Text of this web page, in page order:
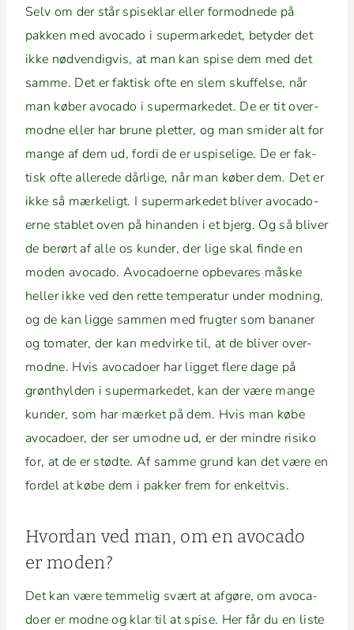
Selv om der står spiseklar eller for­modnede på
pakken med avo­ca­do i super­markedet, bety­der det
ikke nød­vendigvis, at man kan spise dem med det
samme. Det er fak­tisk ofte en slem skuf­felse, når
man køber avo­ca­do i super­markedet. De er tit over­
modne eller har brune plet­ter, og man smider alt for
mange af dem ud, for­di de er uspiselige. De er fak­
tisk ofte allerede dårlige, når man køber dem. Det er
ikke så mærke­ligt. I super­markedet bliv­er avo­ca­do­
erne sta­blet oven på hinan­den i et bjerg. Og så bliv­er
de berørt af alle os kun­der, der lige skal finde en
mod­en avo­ca­do. Avo­ca­do­erne opbe­vares måske
heller ikke ved den rette tem­per­atur under mod­ning,
og de kan ligge sam­men med frugter som banan­er
og tomater, der kan med­virke til, at de bliv­er over­
modne. Hvis avo­ca­do­er har ligget flere dage på
grøn­thylden i super­markedet, kan der være mange
kun­der, som har mær­ket på dem. Hvis man købe
avo­ca­do­er, der ser umodne ud, er der min­dre risiko
for, at de er stødte. Af samme grund kan det være en
fordel at købe dem i pakker frem for enkeltvis.
Hvor­dan ved man, om en avo­ca­do
er moden?
Det kan være tem­melig svært at afgøre, om avo­ca­
do­er er modne og klar til at spise. Her får du en liste